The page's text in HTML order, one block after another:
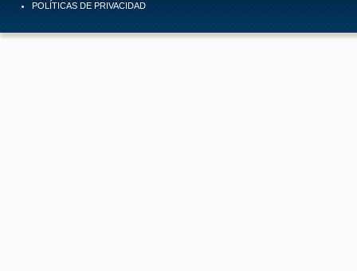
POLÍTICAS DE PRIVACIDAD